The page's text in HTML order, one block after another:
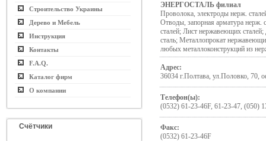
Строительство Украины
Дерево и Мебель
Инструкция
Контакты
F.A.Q.
Каталог фирм
О компании
Счётчики
ЭНЕРГОСТАЛЬ филиал
Проволока, электроды нерж.
Отводы, запорная арматура
сталей; Лист нержавеющих
сталь; Металлопрокат
любых металлоконструкций из
Адрес:
36034 г.Полтава, ул.Половко, 70,
Телефон(ы):
(0532) 61-23-46F, 61-23-47, (050)
Факс:
(0532) 61-23-46F